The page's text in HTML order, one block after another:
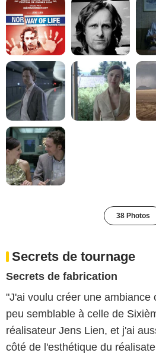
38 Photos
Secrets de tournage
Secrets de fabrication
"J'ai voulu créer une ambiance
peu semblable à celle de
réalisateur Jens Lien, et j'ai
côté de l'esthétique du